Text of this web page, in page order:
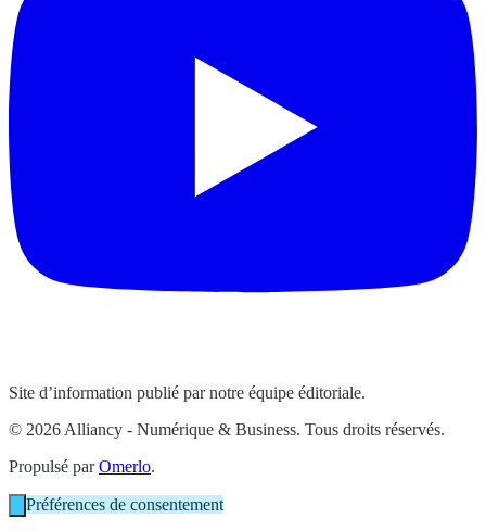
Site d’information publié par notre équipe éditoriale.
© 2026 Alliancy - Numérique & Business. Tous droits réservés.
Propulsé parOmerlo.
Préférences de consentement